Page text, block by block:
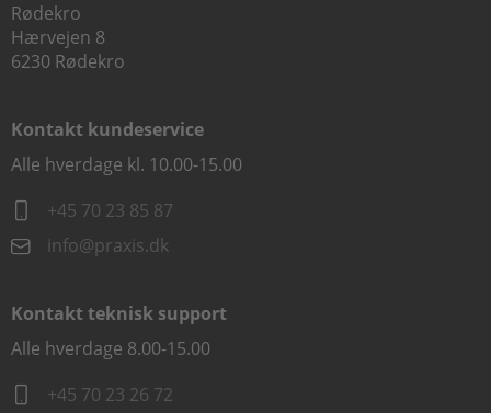
Rødekro
Hærvejen 8
6230 Rødekro
Kontakt kundeservice
Alle hverdage kl. 10.00-15.00
+45 70 23 85 87
info@praxis.dk
Kontakt teknisk support
Alle hverdage 8.00-15.00
+45 70 23 26 72